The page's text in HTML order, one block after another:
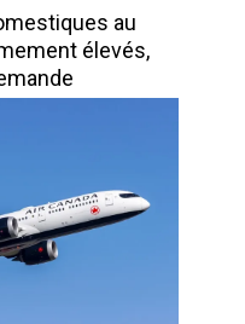
au
élevés,